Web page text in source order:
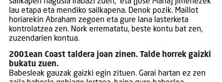
sailkapen nagusia irabazi zuen, eta [Jose Maria] Jimenezek
lau etapa eta mendiko sailkapena. Denok pozik. Maillot
horiarekin Abraham zegoen eta gure lana lasterketa
kontrolatzea zen. Nork errematatu, beste kontu bat zen,
zuzendarien kontua.
2001ean Coast taldera joan zinen. Talde horrek gaizki
bukatu zuen.
Babesleak gauzak gaizki egin zituen. Garai hartan ez zen